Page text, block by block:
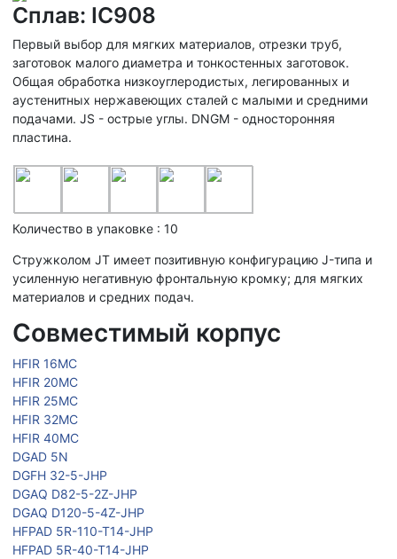
Сплав: IC908
Первый выбор для мягких материалов, отрезки труб,
заготовок малого диаметра и тонкостенных заготовок.
Общая обработка низкоуглеродистых, легированных и
аустенитных нержавеющих сталей с малыми и средними
подачами. JS - острые углы. DNGM - односторонняя
пластина.
Количество в упаковке : 10
Стружколом JT имеет позитивную конфигурацию J-типа и
усиленную негативную фронтальную кромку; для мягких
материалов и средних подач.
Совместимый корпус
HFIR 16MC
HFIR 20MC
HFIR 25MC
HFIR 32MC
HFIR 40MC
DGAD 5N
DGFH 32-5-JHP
DGAQ D82-5-2Z-JHP
DGAQ D120-5-4Z-JHP
HFPAD 5R-110-T14-JHP
HFPAD 5R-40-T14-JHP